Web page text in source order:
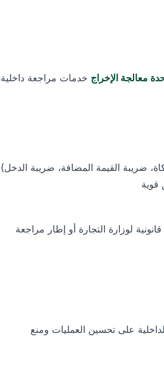
معالجة الإخراج خدمات مراجعة داخلية
ضريبة القيمة المضافة، ضريبة الدخل)
قوية
لوزارة التجارة أو إطار مراجعة
على تحسين العمليات ومنع